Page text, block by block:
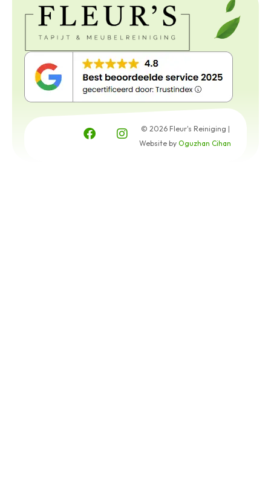
© 2026 Fleur's Reiniging |
Website by Oguzhan Cihan